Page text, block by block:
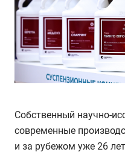
Собственный научно-
современные
и за рубежом уже 26